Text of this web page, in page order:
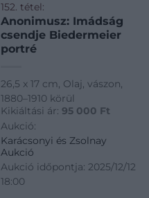
152. tétel:
Anonimusz: Imádság
csendje Biedermeier
portré
26,5 x 17 cm, Olaj, vászon,
1880–1910 körül
Kikiáltási ár: 95 000 Ft
Aukció:
Karácsonyi és Zsolnay
Aukció
Aukció időpontja: 2025/12/12
18:00